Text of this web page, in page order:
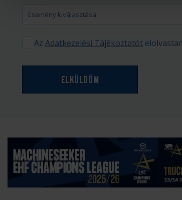
Az Adatkezelési Tájékoztatót
Elküldöm